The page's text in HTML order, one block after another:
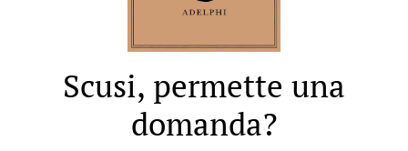
Scusi, permette una
domanda?